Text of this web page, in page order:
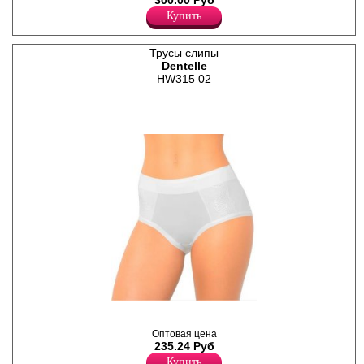
талии, обработкой по талии
и ножкам эластичной
резинкой. Модель
декорирована кружевом.
Трусики – важная часть
гардероба женщины в
любом возрасте. Удобное
собственной
привлекательности. Кто-то
тщательно подходит к их
выбору, а кто-то считает это
не очень важным. Однако
нижнее бельё делает любую
женщину увереннее в себе и
обеспечивает комфорт на
целый день.
Хлопок 95%
Эластан 5%
Купить
Трусы слипы
Dentelle
HW315 02
из мягкого бамбукового
полотна с добавлением
эластана, повышающий
Оптовая цена
235.24 Руб